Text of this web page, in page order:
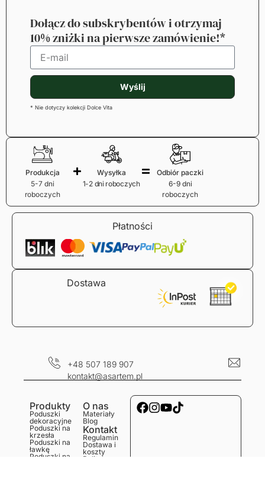
Dołącz do subskrybentów i otrzymaj
10% zniżki na pierwsze zamówienie!*
Wyślij
* Nie dotyczy kolekcji Dolce Vita
Produkcja
5-7 dni
roboczych
Wysyłka
1-2 dni roboczych
Odbiór paczki
6-9 dni
roboczych
Płatności
Dostawa
+48 507 189 907
kontakt@asartem.pl
Produkty
Poduszki
dekoracyjne
Poduszki na
krzesła
Poduszki na
ławkę
Poduszki na
O nas
Materiały
Blog
Kontakt
Regulamin
Dostawa i
koszty
Polityka